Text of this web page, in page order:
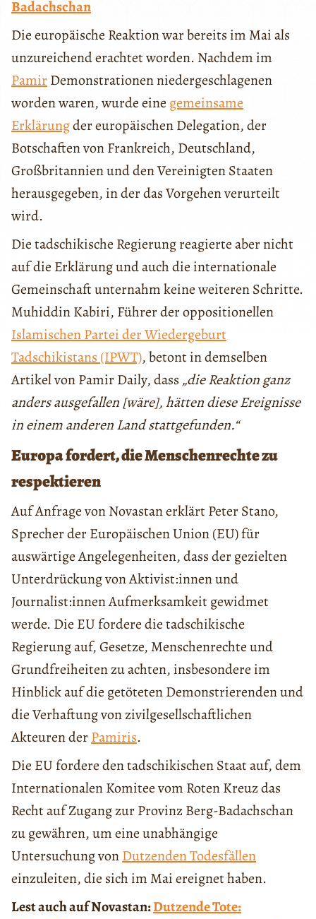
Badachschan
Die europäische Reaktion war bereits im Mai als
unzureichend erachtet worden. Nachdem im
PamirDemonstrationen niedergeschlagenen
worden waren, wurde eine gemeinsame
Erklärungder europäischen Delegation, der
Botschaften von Frankreich, Deutschland,
Großbritannien und den Vereinigten Staaten
herausgegeben, in der das Vorgehen verurteilt
wird.
Die tadschikische Regierung reagierte aber nicht
auf die Erklärung und auch die internationale
Gemeinschaft unternahm keine weiteren Schritte.
Muhiddin Kabiri, Führer der oppositionellen
Islamischen Partei der Wiedergeburt
Tadschikistans (IPWT), betont in demselben
Artikel von Pamir Daily, dass „die Reaktion ganz
anders ausgefallen [wäre], hätten diese Ereignisse
in einem anderen Land stattgefunden.“
Europa fordert, die Menschenrechte zu
respektieren
Auf Anfrage von Novastan erklärt Peter Stano,
Sprecher der Europäischen Union (EU) für
auswärtige Angelegenheiten, dass der gezielten
Unterdrückung von Aktivist:innen und
Journalist:innen Aufmerksamkeit gewidmet
werde. Die EU fordere die tadschikische
Regierung auf, Gesetze, Menschenrechte und
Grundfreiheiten zu achten, insbesondere im
Hinblick auf die getöteten Demonstrierenden und
die Verhaftung von zivilgesellschaftlichen
Akteuren derPamiris.
Die EU fordere den tadschikischen Staat auf, dem
Internationalen Komitee vom Roten Kreuz das
Recht auf Zugang zur Provinz Berg-Badachschan
zu gewähren, um eine unabhängige
Untersuchung vonDutzenden Todesfällen
einzuleiten, die sich im Mai ereignet haben.
Lest auch auf Novastan:Dutzende Tote: